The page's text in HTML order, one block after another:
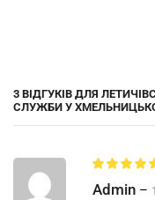
3 ВІДГУКІВ ДЛЯ
СЛУЖБИ У
Admin –